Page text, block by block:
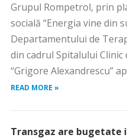
Grupul Rompetrol, prin
socială “Energia vine din
Departamentului de
din cadrul Spitalului
“Grigore Alexandrescu”
READ MORE »
Transgaz are bugetate